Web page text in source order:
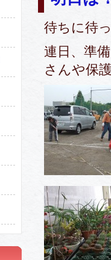
待ちに待
連日、準
さんや保